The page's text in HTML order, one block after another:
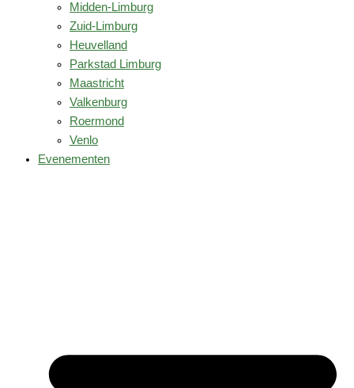
Midden-Limburg
Zuid-Limburg
Heuvelland
Parkstad Limburg
Maastricht
Valkenburg
Roermond
Venlo
Evenementen